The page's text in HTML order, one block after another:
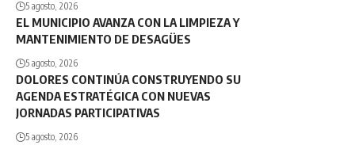
5 agosto, 2026
EL MUNICIPIO AVANZA CON LA LIMPIEZA Y
MANTENIMIENTO DE DESAGÜES
5 agosto, 2026
DOLORES CONTINÚA CONSTRUYENDO SU
AGENDA ESTRATÉGICA CON NUEVAS
JORNADAS PARTICIPATIVAS
5 agosto, 2026